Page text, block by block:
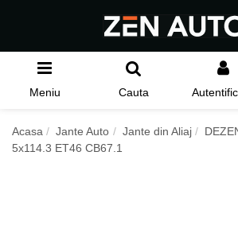
Meniu Cauta
Acasa Jante Auto Jante din Aliaj
5x114.3 ET46 CB67.1